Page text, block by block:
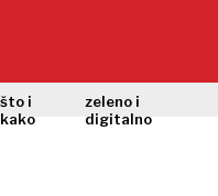
što i
kako
zeleno i
digitalno